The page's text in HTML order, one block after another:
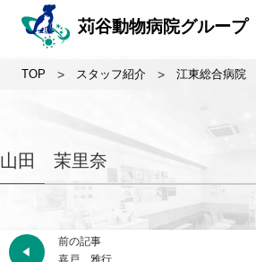
苅谷動物病院グループ
TOP > スタッフ紹介 > 江東総合病院
山田 茉里奈
前の記事
嘉戸 雅行